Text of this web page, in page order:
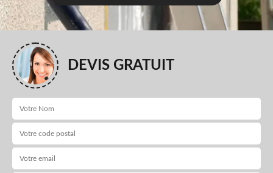
DEVIS GRATUIT